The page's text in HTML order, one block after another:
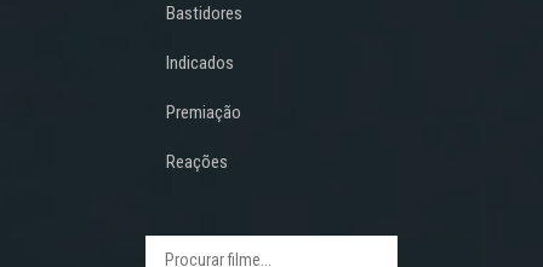
Bastidores
Indicados
Premiação
Reações